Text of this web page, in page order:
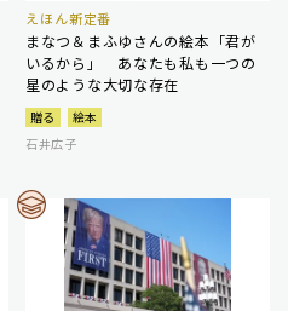
えほん新定番
まなつ＆まふゆさんの絵本「君が
いるから」 あなたも私も一つの
星のような大切な存在
贈る
絵本
石井広子